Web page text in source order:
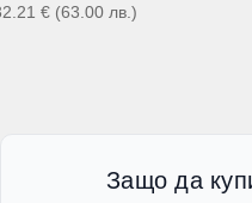
€ (63.00 лв.)
Защо да